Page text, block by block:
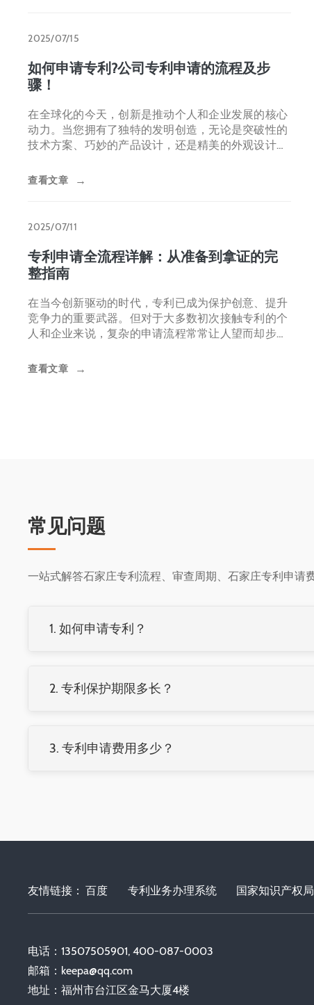
2025/07/15
如何申请专利?公司专利申请的流程及步
骤！
在全球化的今天，创新是推动个人和企业发展的核心
动力。当您拥有了独特的发明创造，无论是突破性的
技术方案、巧妙的产品设计，还是精美的外观设计，
查看文章 →
2025/07/11
专利申请全流程详解：从准备到拿证的完
整指南
在当今创新驱动的时代，专利已成为保护创意、提升
竞争力的重要武器。但对于大多数初次接触专利的个
人和企业来说，复杂的申请流程常常让人望而却步。
查看文章 →
常见问题
一站式解答石家庄专利流程、审查周期、石家庄专利申请
1. 如何申请专利？
代理机构办理，整个流程通常需要2-4年。
2. 专利保护期限多长？
实用新型：10年
3. 专利申请费用多少？
友情链接： 百度 专利业务办理系统 国家知识产权局
电话：13507505901, 400-087-0003
邮箱： keepa@qq.com
地址：福州市台江区金马大厦4楼